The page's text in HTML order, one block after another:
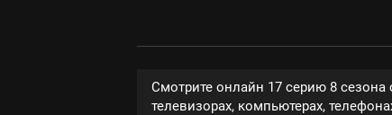
Смотрите онлайн 17 серию 8
телевизорах, компьютерах,